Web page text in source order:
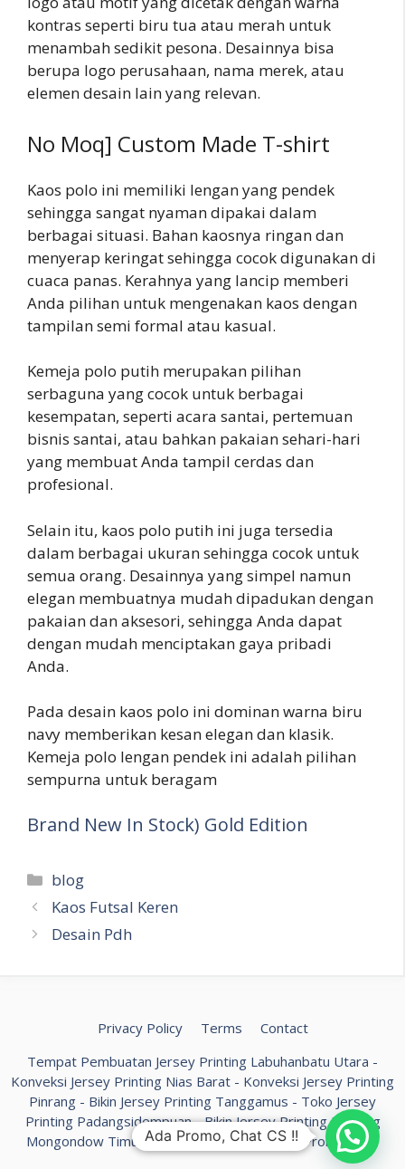
kontras seperti biru tua atau merah untuk
menambah sedikit pesona. Desainnya bisa
berupa logo perusahaan, nama merek, atau
elemen desain lain yang relevan.
No Moq] Custom Made T-shirt
Kaos polo ini memiliki lengan yang pendek
sehingga sangat nyaman dipakai dalam
berbagai situasi. Bahan kaosnya ringan dan
menyerap keringat sehingga cocok digunakan di
cuaca panas. Kerahnya yang lancip memberi
Anda pilihan untuk mengenakan kaos dengan
tampilan semi formal atau kasual.
Kemeja polo putih merupakan pilihan
serbaguna yang cocok untuk berbagai
kesempatan, seperti acara santai, pertemuan
bisnis santai, atau bahkan pakaian sehari-hari
yang membuat Anda tampil cerdas dan
profesional.
Selain itu, kaos polo putih ini juga tersedia
dalam berbagai ukuran sehingga cocok untuk
semua orang. Desainnya yang simpel namun
elegan membuatnya mudah dipadukan dengan
pakaian dan aksesori, sehingga Anda dapat
dengan mudah menciptakan gaya pribadi
Anda.
Pada desain kaos polo ini dominan warna biru
navy memberikan kesan elegan dan klasik.
Kemeja polo lengan pendek ini adalah pilihan
sempurna untuk beragam
Brand New In Stock) Gold Edition
Kategori
blog
Kaos Futsal Keren
Desain Pdh
Privacy Policy Terms
Contact
Tempat Pembuatan Jersey Printing Labuhanbatu Utara -
Konveksi Jersey Printing Nias Barat - Konveksi Jersey Printing
Pinrang - Bikin Jersey Printing Tanggamus - Toko Jersey
Printing Padangsidempuan-Bikin Jersey Printing Bolaang
Mongondow Timur -Custom Jersey Printing Probolinggo
Ada Promo, Chat CS !!